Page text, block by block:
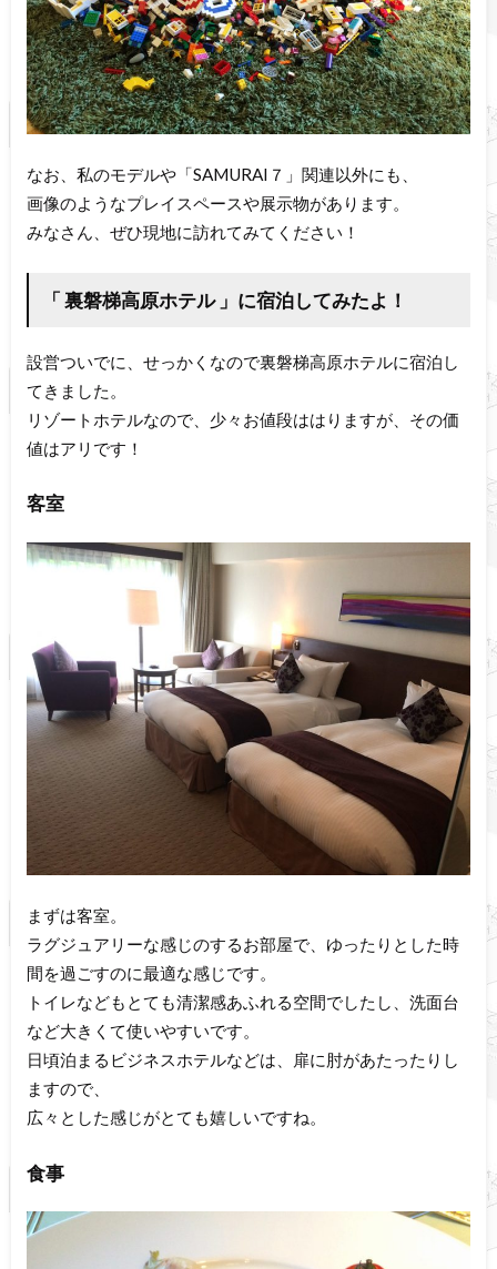
なお、私のモデルや「SAMURAI７」関連以外にも、
画像のようなプレイスペースや展示物があります。
みなさん、ぜひ現地に訪れてみてください！
「 裏磐梯高原ホテル 」に宿泊してみたよ！
設営ついでに、せっかくなので裏磐梯高原ホテルに宿泊し
てきました。
リゾートホテルなので、少々お値段ははりますが、その価
値はアリです！
客室
まずは客室。
ラグジュアリーな感じのするお部屋で、ゆったりとした時
間を過ごすのに最適な感じです。
トイレなどもとても清潔感あふれる空間でしたし、洗面台
など大きくて使いやすいです。
日頃泊まるビジネスホテルなどは、扉に肘があたったりし
ますので、
広々とした感じがとても嬉しいですね。
食事